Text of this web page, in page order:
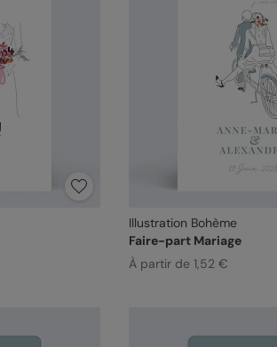
Illustration Bohème
Faire-part Mariage
À partir de 1,52 €